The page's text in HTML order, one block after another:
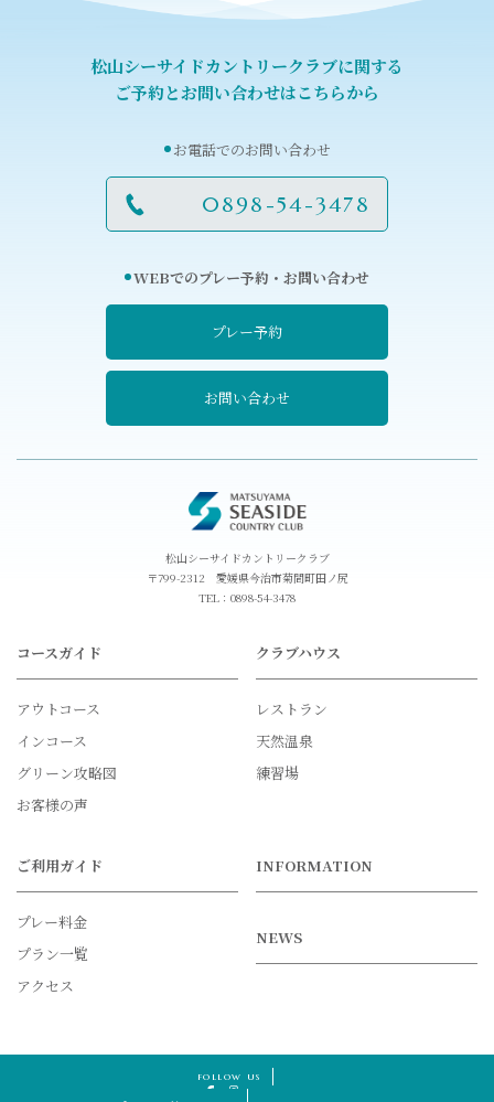
松山シーサイドカントリークラブに関する
ご予約とお問い合わせはこちらから
お電話でのお問い合わせ
0898-54-3478
WEBでのプレー予約・お問い合わせ
プレー予約
お問い合わせ
松山シーサイドカントリークラブ
〒799-2312 愛媛県今治市菊間町田ノ尻
TEL： 0898-54-3478
コースガイド
アウトコース
インコース
グリーン攻略図
お客様の声
クラブハウス
レストラン
天然温泉
練習場
ご利用ガイド
プレー料金
プラン一覧
アクセス
INFORMATION
NEWS
follow us